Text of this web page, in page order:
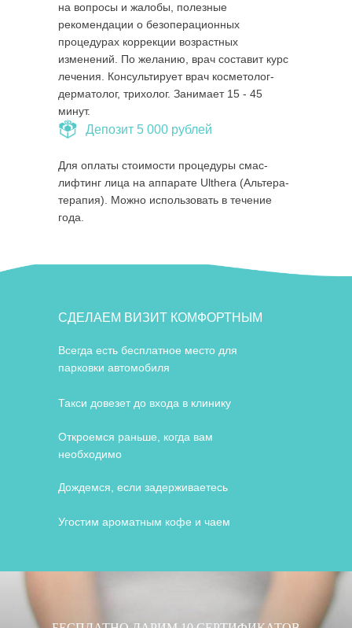
на вопросы и жалобы, полезные
рекомендации о безоперационных
процедурах коррекции возрастных
изменений. По желанию, врач составит курс
лечения. Консультирует врач косметолог-
дерматолог, трихолог. Занимает 15 - 45
минут.
Депозит 5 000 рублей
Для оплаты стоимости процедуры смас-
лифтинг лица на аппарате Ulthera (Альтера-
терапия). Можно использовать в течение
года.
СДЕЛАЕМ ВИЗИТ КОМФОРТНЫМ
Такси довезет до входа в клинику
Всегда есть бесплатное место для
парковки автомобиля
Откроемся раньше, когда вам
необходимо
Дождемся, если задерживаетесь
Угостим ароматным кофе и чаем
SkinMedClinic@yandex.ru
Ежедневно с 09:00 до 21:00